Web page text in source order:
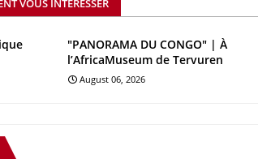
VOUS INTÉRESSER
"PANORAMA DU CONGO" | À
l’AfricaMuseum de Tervuren
August 06, 2026